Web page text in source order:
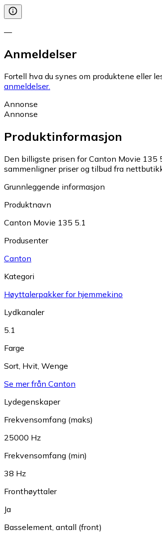
—
Anmeldelser
Fortell hva du synes om produktene eller
anmeldelser.
Annonse
Annonse
Produktinformasjon
Den billigste prisen for Canton Movie 135
sammenligner priser og tilbud fra
Grunnleggende informasjon
Produktnavn
Canton Movie 135 5.1
Produsenter
Canton
Kategori
Høyttalerpakker for hjemmekino
Lydkanaler
5.1
Farge
Sort, Hvit, Wenge
Se mer från Canton
Lydegenskaper
Frekvensomfang (maks)
25000 Hz
Frekvensomfang (min)
38 Hz
Fronthøyttaler
Ja
Basselement, antall (front)